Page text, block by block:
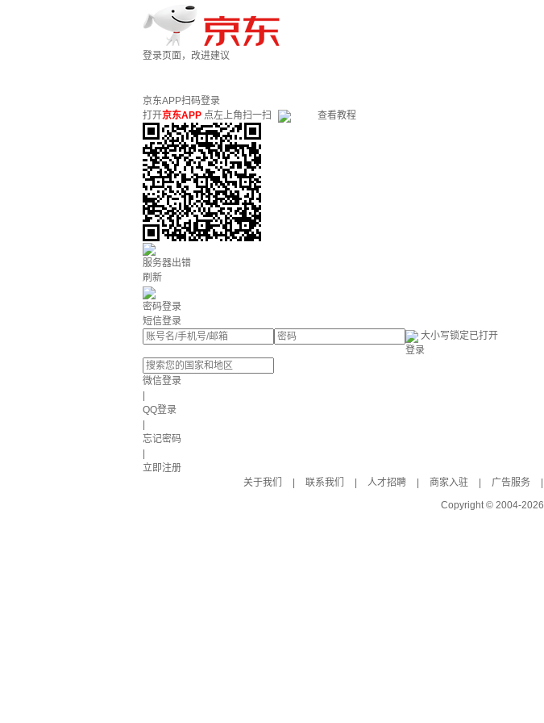
登录页面，改进建议
京东APP扫码登录
打开京东APP 点左上角扫一扫 查看教程
服务器出错
刷新
密码登录
短信登录
大小写锁定已打开
登录
微信登录
QQ登录
忘记密码
立即注册
关于我们
联系我们 人才招聘 商家入驻 广告服务
Copyright © 2004-2026